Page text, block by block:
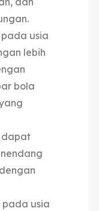
usia
lebih
bola
usia